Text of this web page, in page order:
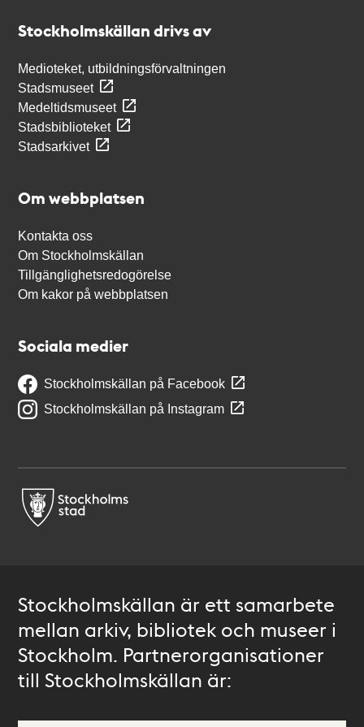
Stockholmskällan drivs av
Medioteket, utbildningsförvaltningen
Stadsmuseet
Medeltidsmuseet
Stadsbiblioteket
Stadsarkivet
Om webbplatsen
Kontakta oss
Om Stockholmskällan
Tillgänglighetsredogörelse
Om kakor på webbplatsen
Sociala medier
Stockholmskällan på Facebook
Stockholmskällan på Instagram
Stockholmskällan är ett samarbete
mellan arkiv, bibliotek och museer i
Stockholm. Partnerorganisationer
till Stockholmskällan är: